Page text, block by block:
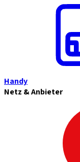
Handy
Netz & Anbieter